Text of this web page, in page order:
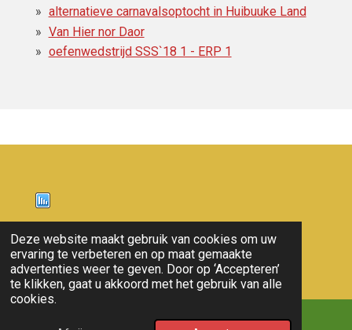
Deze website maakt gebruik van cookies om uw
ervaring te verbeteren en op maat gemaakte
advertenties weer te geven. Door op ‘Accepteren’
te klikken, gaat u akkoord met het gebruik van alle
cookies.
alternatieve carnavalsoptocht in Huibuuke Land
Van Hier nor Daor
oefenwedstrijd SSS`18 1 - ERP 1
Nieuws
© 2011 - 2026 overloon nieuws